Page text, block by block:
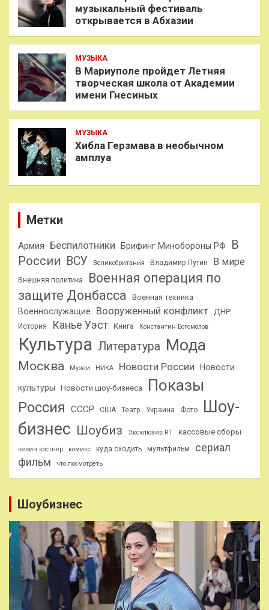
музыкальный фестиваль
открывается в Абхазии
МУЗЫКА
В Мариуполе пройдет Летняя
творческая школа от Академии
имени Гнесиных
МУЗЫКА
Хибла Герзмава в необычном
амплуа
Метки
Армия Беспилотники Брифинг Минобороны РФ
В
России ВСУ Великобритания Владимир Путин В мире
Внешняя политика
Военная операция по
защите Донбасса
Военная техника
Военнослужащие Вооруженный конфликт ДНР
История Канье Уэст Книга Константин Богомолов
Культура Литература Мода
Москва Музеи НИКА Новости России Новости
культуры Новости шоу-бизнеса Показы
Россия СССР США Театр Украина Фото
Шоу-
бизнес Шоубиз Эксклюзив RT кассовые сборы
кевин костнер комикс куда сходить мультфильм
сериал
фильм
что посмотреть
Шоубизнес